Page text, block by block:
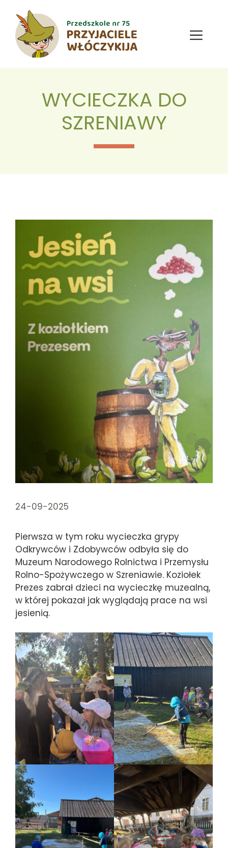
treści
Menu
WYCIECZKA DO
SZRENIAWY
24-09-2025
Pierwsza w tym roku wycieczka grypy
Odkrywców i Zdobywców odbyła się do
Muzeum Narodowego Rolnictwa i Przemysłu
Rolno-Spożywczego w Szreniawie. Koziołek
Prezes zabrał dzieci na wycieczkę muzealną,
w której pokazał jak wyglądają prace na wsi
jesienią.